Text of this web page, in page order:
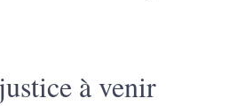
à venir